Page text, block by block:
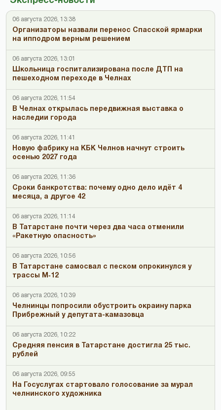
06 августа 2026, 13:38
Организаторы назвали перенос Спасской ярмарки
на ипподром верным решением
06 августа 2026, 13:01
Школьница госпитализирована после ДТП на
пешеходном переходе в Челнах
06 августа 2026, 11:54
В Челнах открылась передвижная выставка о
наследии города
06 августа 2026, 11:41
Новую фабрику на КБК Челнов начнут строить
осенью 2027 года
06 августа 2026, 11:36
Сроки банкротства: почему одно дело идёт 4
месяца, а другое 42
06 августа 2026, 11:14
В Татарстане почти через два часа отменили
«Ракетную опасность»
06 августа 2026, 10:56
В Татарстане самосвал с песком опрокинулся у
трассы М‑12
06 августа 2026, 10:39
Челнинцы попросили обустроить окраину парка
Прибрежный у депутата-камазовца
06 августа 2026, 10:22
Средняя пенсия в Татарстане достигла 25 тыс.
рублей
06 августа 2026, 09:55
На Госуслугах стартовало голосование за мурал
челнинского художника